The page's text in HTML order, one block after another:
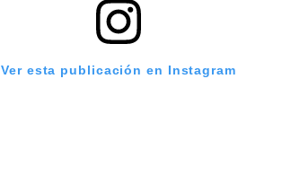
Ver esta publicación en Instagram